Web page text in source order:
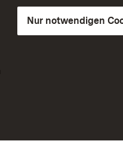
Nur notwendigen